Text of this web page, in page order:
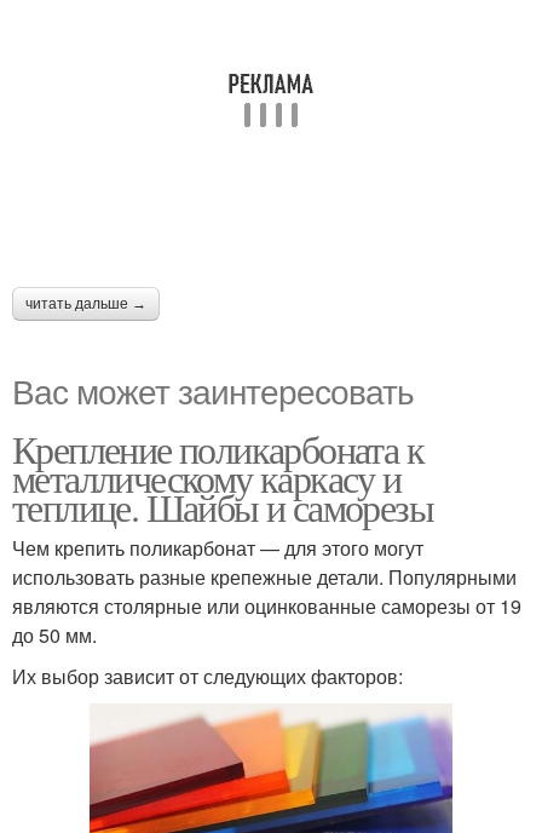
читать дальше →
Вас может заинтересовать
Крепление поликарбоната к
металлическому каркасу и
теплице. Шайбы и саморезы
Чем крепить поликарбонат — для этого могут
использовать разные крепежные детали. Популярными
являются столярные или оцинкованные саморезы от 19
до 50 мм.
Их выбор зависит от следующих факторов: